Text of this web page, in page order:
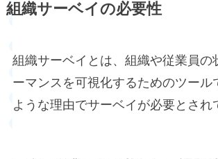
組織サーベイの必要性
組織サーベイとは、組織や従業員の
ーマンスを可視化するためのツール
ような理由でサーベイが必要とされ